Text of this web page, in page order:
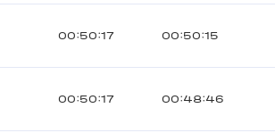
00:50:17 00:50:15
00:50:17 00:48:46